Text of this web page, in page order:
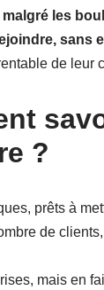
malgré les
sans
de leur
?
prêts à
de clients,
mais en